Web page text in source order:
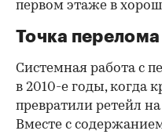
первом этаже в
Точка перелома
Системная работа с
в 2010-е годы, когда
превратили ретейл
Вместе с